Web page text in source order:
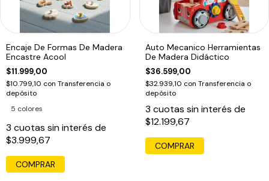
Encaje De Formas De Madera
Encastre Acool
$11.999,00
$10.799,10 con Transferencia o
depósito
5 colores
3 cuotas sin interés de
$3.999,67
COMPRAR
Auto Mecanico Herramientas
De Madera Didáctico
$36.599,00
$32.939,10 con Transferencia o
depósito
3 cuotas sin interés de
$12.199,67